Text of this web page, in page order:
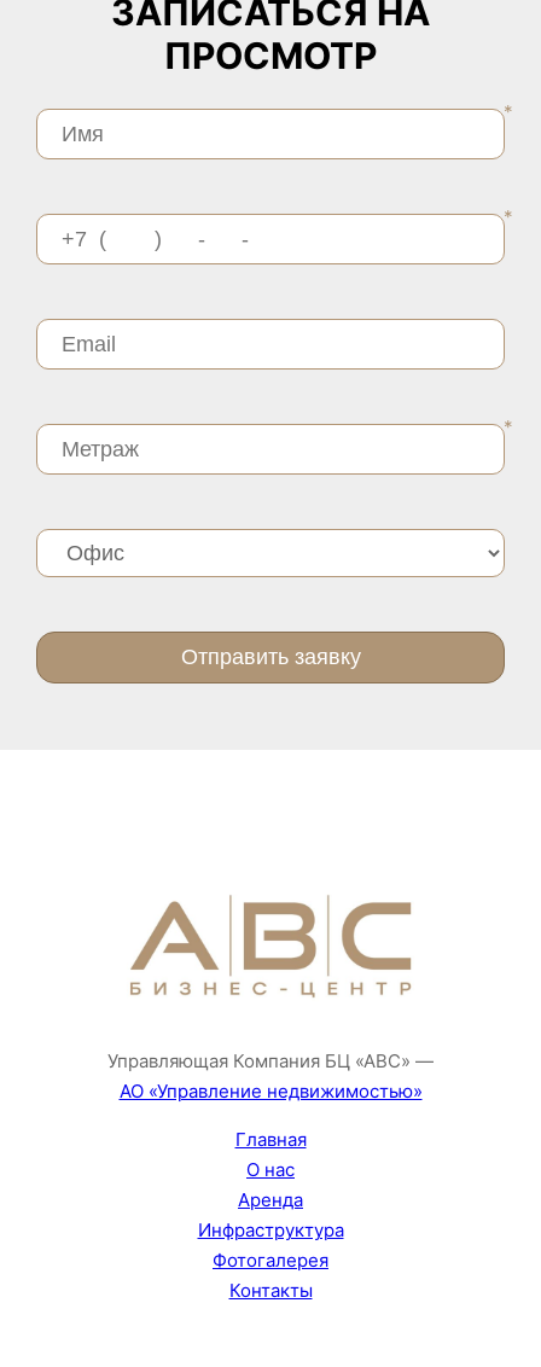
ЗАПИСАТЬСЯ НА
ПРОСМОТР
Отправить заявку
Управляющая Компания БЦ «АВС» —
АО «Управление недвижимостью»
Главная
О нас
Аренда
Инфраструктура
Фотогалерея
Контакты